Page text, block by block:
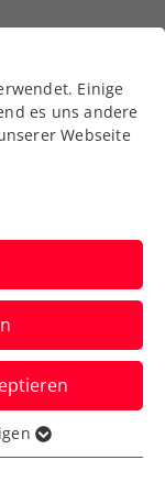
2-
Einige
es uns andere
Webseite